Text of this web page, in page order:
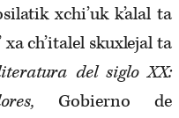
xchi’uk k’alal ta
xa ch’italel skuxlejal ta
del siglo XX:
Gobierno de